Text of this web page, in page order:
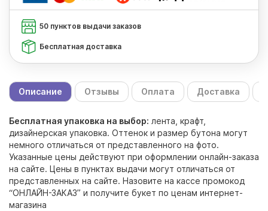
50 пунктов выдачи заказов
Бесплатная доставка
Описание Отзывы Оплата Доставка
Бесплатная упаковка на выбор: лента, крафт,
дизайнерская упаковка. Оттенок и размер бутона могут
немного отличаться от представленного на фото.
Указанные цены действуют при оформлении онлайн-заказа
на сайте. Цены в пунктах выдачи могут отличаться от
представленных на сайте. Назовите на кассе промокод
“ОНЛАЙН-ЗАКАЗ” и получите букет по ценам интернет-
магазина